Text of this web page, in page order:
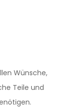
Wünsche,
Teile und